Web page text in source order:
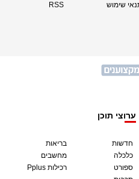
שימוש
RSS
ערוצי תוכן
חדשות
כלכלה
ספורט
בריאות
מחשבים
Pplus רכילות